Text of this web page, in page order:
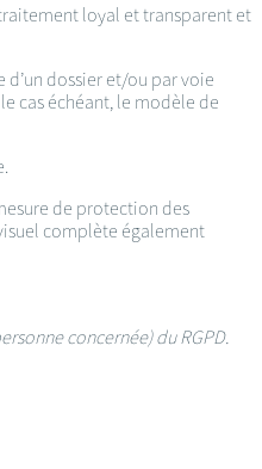
loyal et transparent et
d’un dossier et/ou par voie
cas échéant, le modèle de
de protection des
complète également
concernée) du RGPD.